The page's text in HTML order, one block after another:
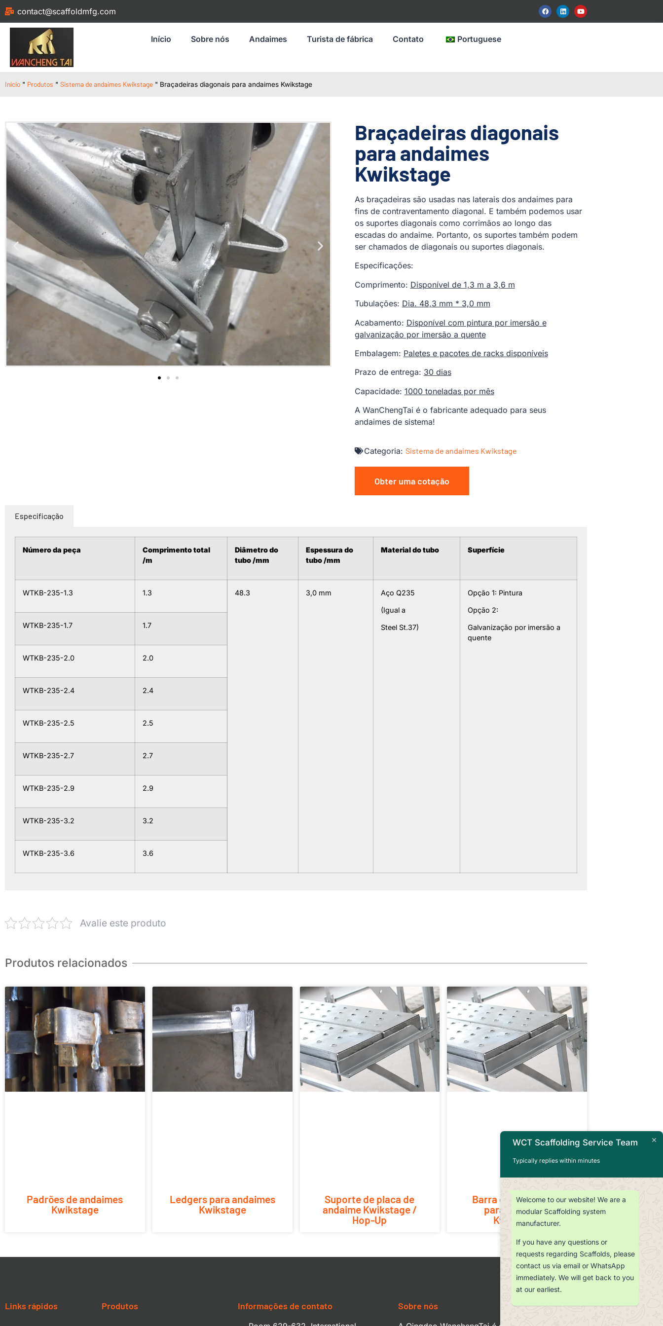
contact@scaffoldmfg.com
Início Sobre nós Andaimes Turista de fábrica Contato Portuguese
Início " Produtos " Sistema de andaimes Kwikstage " Braçadeiras diagonais para andaimes Kwikstage
Braçadeiras diagonais
para andaimes
Kwikstage
As braçadeiras são usadas nas laterais dos andaimes para
fins de contraventamento diagonal. E também podemos usar
os suportes diagonais como corrimãos ao longo das
escadas do andaime. Portanto, os suportes também podem
ser chamados de diagonais ou suportes diagonais.
Especificações:
Comprimento: Disponível de 1,3 m a 3,6 m
Tubulações: Dia. 48,3 mm * 3,0 mm
Acabamento: Disponível com pintura por imersão e
galvanização por imersão a quente
Embalagem: Paletes e pacotes de racks disponíveis
Prazo de entrega: 30 dias
Capacidade: 1000 toneladas por mês
A WanChengTai é o fabricante adequado para seus
andaimes de sistema!
Categoria: Sistema de andaimes Kwikstage
Obter uma cotação
Especificação
Número da peça
Comprimento total
/m
Diâmetro do
tubo /mm
Espessura do
tubo /mm
Material do tubo Superfície
WTKB-235-1.3 1.3 48.3 3,0 mm Aço Q235
(Igual a
Steel St.37)
Opção 1: Pintura
Opção 2:
Galvanização por imersão a
quente
WTKB-235-1.7 1.7
WTKB-235-2.0 2.0
WTKB-235-2.4 2.4
WTKB-235-2.5 2.5
WTKB-235-2.7 2.7
WTKB-235-2.9 2.9
WTKB-235-3.2 3.2
WTKB-235-3.6 3.6
Avalie este produto
Produtos relacionados
Padrões de andaimes
Kwikstage
Ledgers para andaimes
Kwikstage
Suporte de placa de
andaime Kwikstage /
Hop-Up
Barra de amarração
para andaimes
Kwikstage
Links rápidos Produtos Informações de contato Sobre nós
WCT Scaffolding Service Team
Typically replies within minutes
Welcome to our website! We are a
modular Scaffolding system
manufacturer.
If you have any questions or
requests regarding Scaffolds, please
contact us via email or WhatsApp
immediately. We will get back to you
at our earliest.